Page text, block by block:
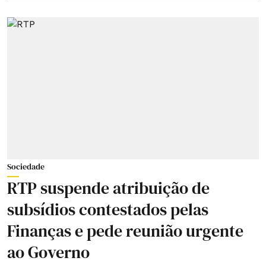
Sociedade
RTP suspende atribuição de
subsídios contestados pelas
Finanças e pede reunião urgente
ao Governo